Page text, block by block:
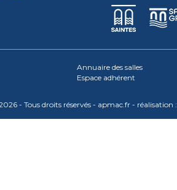
Annuaire des salles
Espace adhérent
- Tous droits réservés - apmac.fr - réalisation :